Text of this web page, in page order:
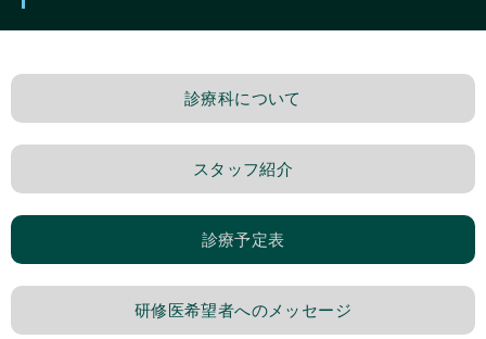
診療科について
スタッフ紹介
診療予定表
研修医希望者へのメッセージ